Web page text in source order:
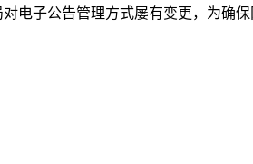
电子公告管理方式屡有变更，为确